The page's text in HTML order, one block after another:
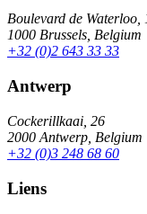
Boulevard de Waterloo,
1000 Brussels, Belgium
+32 (0)2 643 33 33
Antwerp
Cockerillkaai, 26
2000 Antwerp, Belgium
+32 (0)3 248 68 60
Liens